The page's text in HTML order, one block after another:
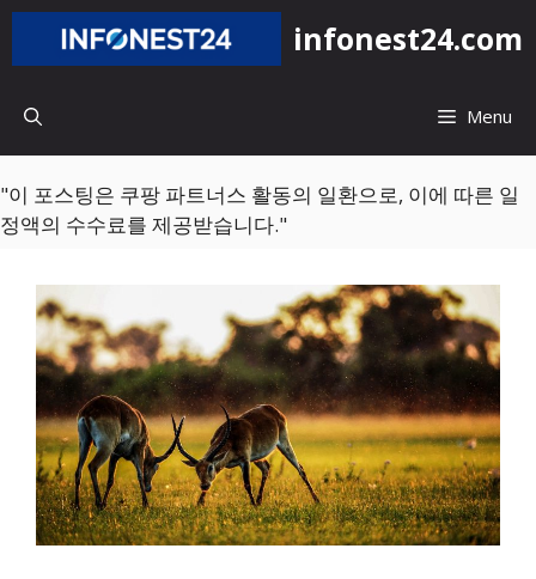
컨
츠
너
뛰
기
infonest24.com
Menu
"이 포스팅은 쿠팡 파트너스 활동의 일환으로, 이에 따른 일
정액의 수수료를 제공받습니다."